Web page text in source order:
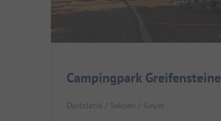
Campingpark Greifensteine
Duitsland / Saksen / Geyer